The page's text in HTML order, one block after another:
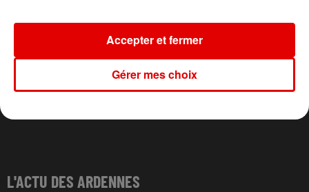
L'ACTU DES ARDENNES
Gérer mes choix
Accepter et fermer